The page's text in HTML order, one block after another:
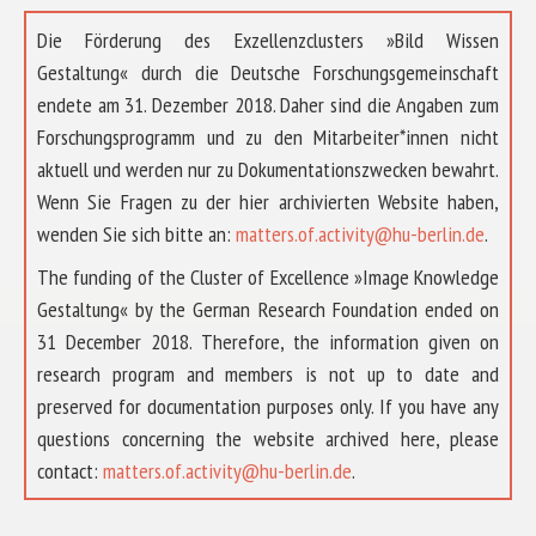
Die Förderung des Exzellenzclusters »Bild Wissen
Gestaltung« durch die Deutsche Forschungsgemeinschaft
endete am 31. Dezember 2018. Daher sind die Angaben zum
Forschungsprogramm und zu den Mitarbeiter*innen nicht
aktuell und werden nur zu Dokumentationszwecken bewahrt.
Wenn Sie Fragen zu der hier archivierten Website haben,
wenden Sie sich bitte an: matters.of.activity@hu-berlin.de.
The funding of the Cluster of Excellence »Image Knowledge
Gestaltung« by the German Research Foundation ended on
31 December 2018. Therefore, the information given on
research program and members is not up to date and
preserved for documentation purposes only. If you have any
questions concerning the website archived here, please
contact: matters.of.activity@hu-berlin.de.
ÜBER UNS